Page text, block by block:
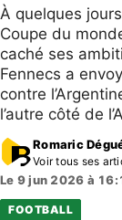
À quelques
Coupe du
caché ses
Fennecs a
contre
l’autre côté de
Romaric
Voir tous ses
Le 9 jun 2026 à
FOOTBALL